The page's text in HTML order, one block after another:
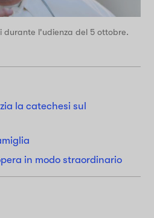
durante l'udienza del 5 ottobre.
la catechesi sul
in modo straordinario